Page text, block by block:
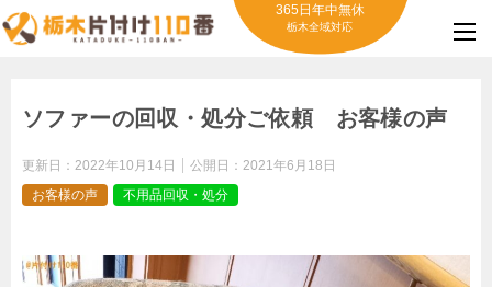
365日年中無休
栃木全域対応
ソファーの回収・処分ご依頼 お客様の声
更新日： 2022年10月14日 公開日： 2021年6月18日
お客様の声
不用品回収・処分